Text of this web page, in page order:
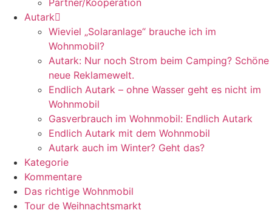
Partner/Kooperation
Autark
Wieviel „Solaranlage“ brauche ich im
Wohnmobil?
Autark: Nur noch Strom beim Camping? Schöne
neue Reklamewelt.
Endlich Autark – ohne Wasser geht es nicht im
Wohnmobil
Gasverbrauch im Wohnmobil: Endlich Autark
Endlich Autark mit dem Wohnmobil
Autark auch im Winter? Geht das?
Kategorie
Kommentare
Das richtige Wohnmobil
Tour de Weihnachtsmarkt